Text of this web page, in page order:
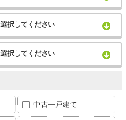
択してください
択してください
中古一戸建て